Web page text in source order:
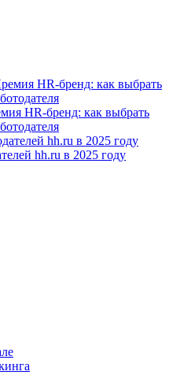
HR-бренд: как выбрать
hh.ru в 2025 году